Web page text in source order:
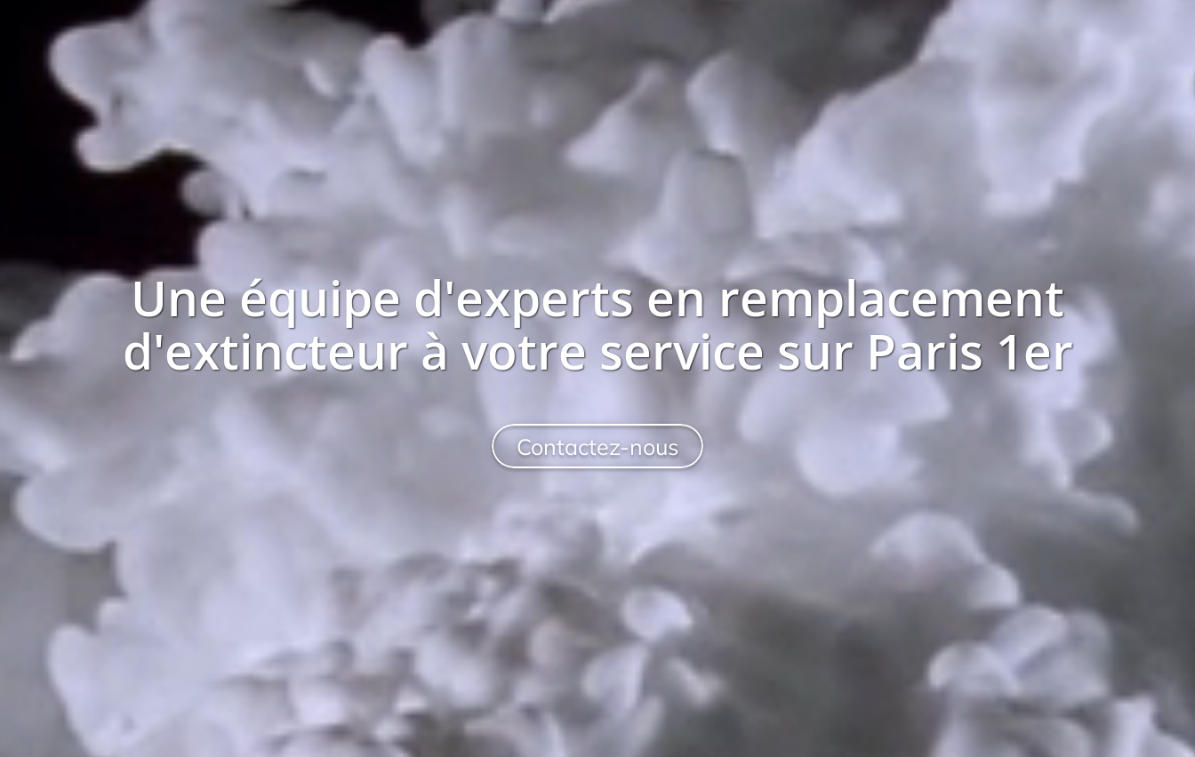
Une équipe d'experts enremplacement
d'extincteur à votre service sur Paris 1er
Contactez-nous